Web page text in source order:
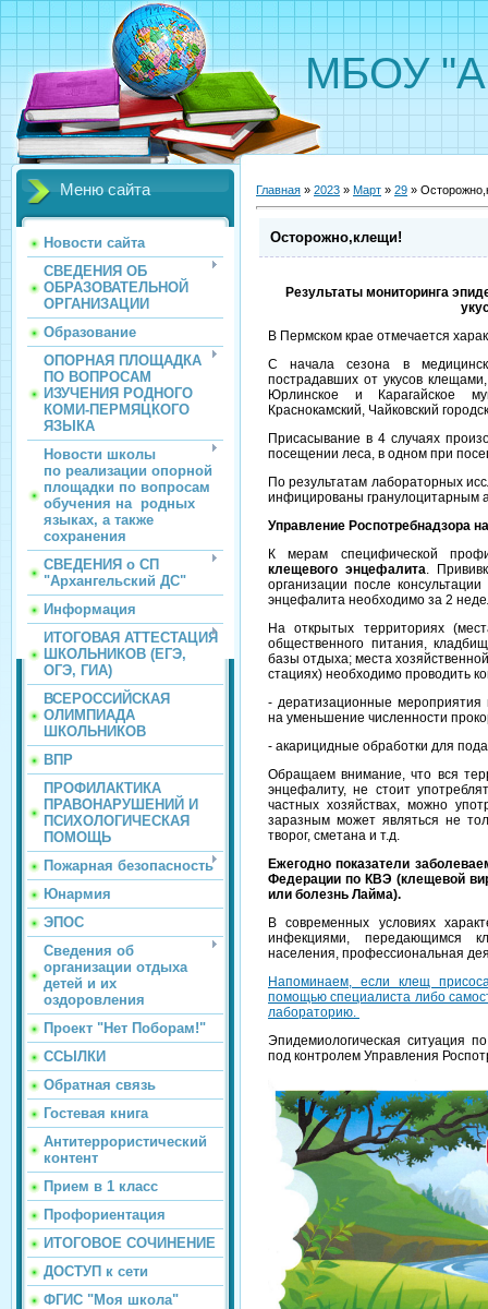
МБОУ
Меню сайта
Новости сайта
СВЕДЕНИЯ ОБ
ОБРАЗОВАТЕЛЬНОЙ
ОРГАНИЗАЦИИ
Образование
ОПОРНАЯ ПЛОЩАДКА
ПО ВОПРОСАМ
ИЗУЧЕНИЯ РОДНОГО
КОМИ-ПЕРМЯЦКОГО
ЯЗЫКА
Новости школы
по реализации опорной
площадки по вопросам
обучения на родных
языках, а также
сохранения
СВЕДЕНИЯ о СП
"Архангельский ДС"
Информация
ИТОГОВАЯ АТТЕСТАЦИЯ
ШКОЛЬНИКОВ (ЕГЭ,
ОГЭ, ГИА)
ВСЕРОССИЙСКАЯ
ОЛИМПИАДА
ШКОЛЬНИКОВ
ВПР
ПРОФИЛАКТИКА
ПРАВОНАРУШЕНИЙ И
ПСИХОЛОГИЧЕСКАЯ
ПОМОЩЬ
Пожарная безопасность
Юнармия
ЭПОС
Сведения об
организации отдыха
детей и их
оздоровления
Проект "Нет Поборам!"
ССЫЛКИ
Обратная связь
Гостевая книга
Антитеррористический
контент
Прием в 1 класс
Профориентация
ИТОГОВОЕ СОЧИНЕНИЕ
ДОСТУП к сети
ФГИС "Моя школа"
Главная » 2023 » Март » 29 »
Осторожно,клещи!
Результаты мониторинга
В Пермском крае отмечается
С начала сезона в
пострадавших от укусов
Юрлинское и Карагайское
Краснокамский, Чайковский
Присасывание в 4 случаях
посещении леса, в одном при
По результатам лабораторных
инфицированы гранулоцитарным
Управление Роспотребнадзора
К мерам специфической
клещевого энцефалита.
организации после
энцефалита необходимо за 2
На открытых территориях
общественного питания,
базы отдыха; места
стациях) необходимо проводить
- дератизационные мероприятия
на уменьшение численности
- акарицидные обработки для
Обращаем внимание, что вся
энцефалиту, не стоит
частных хозяйствах, можно
заразным может являться не
творог, сметана и т.д.
Ежегодно показатели
Федерации по КВЭ (клещевой
или болезнь Лайма).
В современных условиях
инфекциями, передающимся
населения, профессиональная
Напоминаем, если клещ
помощью специалиста либо
лабораторию.
Эпидемиологическая ситуация
под контролем Управления